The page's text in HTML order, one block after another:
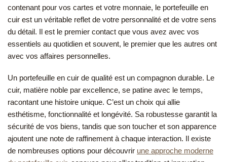
contenant pour vos cartes et votre monnaie, le portefeuille en
cuir est un véritable reflet de votre personnalité et de votre sens
du détail. Il est le premier contact que vous avez avec vos
essentiels au quotidien et souvent, le premier que les autres ont
avec vos affaires personnelles.
Un portefeuille en cuir de qualité est un compagnon durable. Le
cuir, matière noble par excellence, se patine avec le temps,
racontant une histoire unique. C’est un choix qui allie
esthétisme, fonctionnalité et longévité. Sa robustesse garantit la
sécurité de vos biens, tandis que son toucher et son apparence
ajoutent une note de raffinement à chaque interaction. Il existe
de nombreuses options pour découvrir une approche moderne